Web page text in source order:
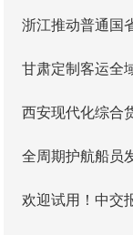
浙江推动普通国
甘肃定制客运全
西安现代化综合
全周期护航船员
欢迎试用！中交